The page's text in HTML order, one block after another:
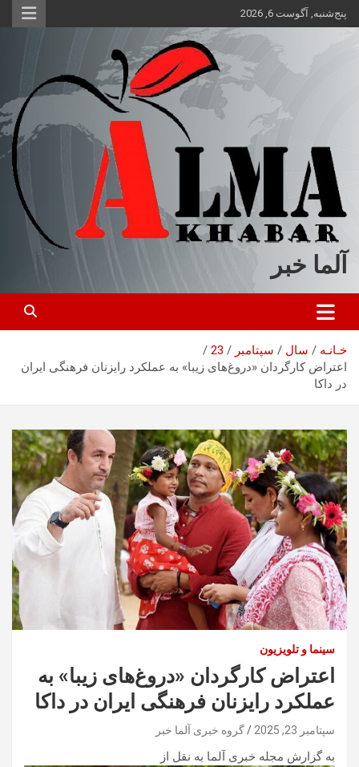
محتوا
پنج‌شنبه, آگوست 6, 2026
آلما خبر
خـانـه سال سپتامبر
23
اعتراض کارگردان «دروغ‌های زیبا» به عملکرد رایزنان فرهنگی ایران
در داکا
سینما و تلویزیون
اعتراض کارگردان «دروغ‌های زیبا» به
عملکرد رایزنان فرهنگی ایران در داکا
سپتامبر 23, 2025 گروه خبری آلما خبر
به گزارش مجله خبری آلما به نقل از